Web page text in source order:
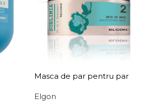
Masca de par pentru par
Sublimia
Elgon